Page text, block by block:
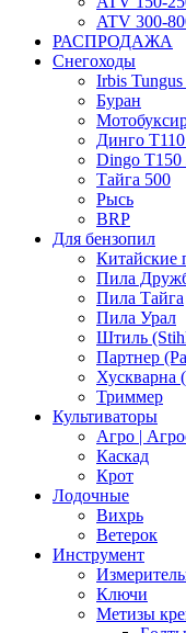
ATV 300-
РАСПРОДАЖА
Снегоходы
Irbis
Буран
Динго
Dingo T150
Тайга 500
Рысь
BRP
Для бензопил
Китайские
Пила
Пила Тайга
Пила Урал
Штиль
Партнер
Хускварна
Триммер
Культиваторы
Агро |
Каскад
Крот
Лодочные
Вихрь
Ветерок
Инструмент
Ключи
Метизы